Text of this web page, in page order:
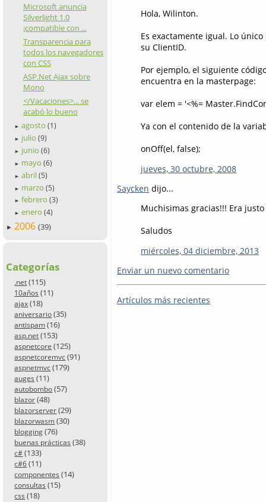
Microsoft anuncia
Silverlight 1.0
¡compatible con ...
Transparencia para
todos los navegadores
con CSS
ASP.Net Ajax sobre
Mono
</Vacaciones>... se
acabó lo bueno
► agosto (1)
► julio (9)
► junio (6)
► mayo (6)
► abril (5)
► marzo (5)
► febrero (3)
► enero (4)
► 2006 (39)
Categorías
.net (115)
10años (11)
ajax (18)
aniversario (35)
antispam (16)
asp.net (153)
aspnetcore (125)
aspnetcoremvc (91)
aspnetmvc (179)
auges (11)
autobombo (57)
blazor (48)
blazorserver (29)
blazorwasm (30)
blogging (76)
buenas prácticas (38)
c# (133)
c#6 (11)
componentes (14)
consultas (15)
css (18)
Hola, Wilinton.
Es exactamente igual. Lo
su ClientID.
Por ejemplo, el siguiente
encuentra en la masterpage:
var elem = '<%=
Ya con el contenido de la
onOff(el, false);
jueves, 30 octubre, 2008
Saycken dijo...
Muchisimas gracias!!! Era
Saludos
miércoles, 04 diciembre, 2013
Enviar un nuevo comentario
Artículos más recientes